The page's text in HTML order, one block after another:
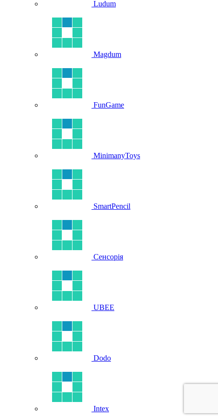
Ludum
Magdum
FunGame
MinimanyToys
SmartPencil
Сенсорія
UBEE
Dodo
Intex